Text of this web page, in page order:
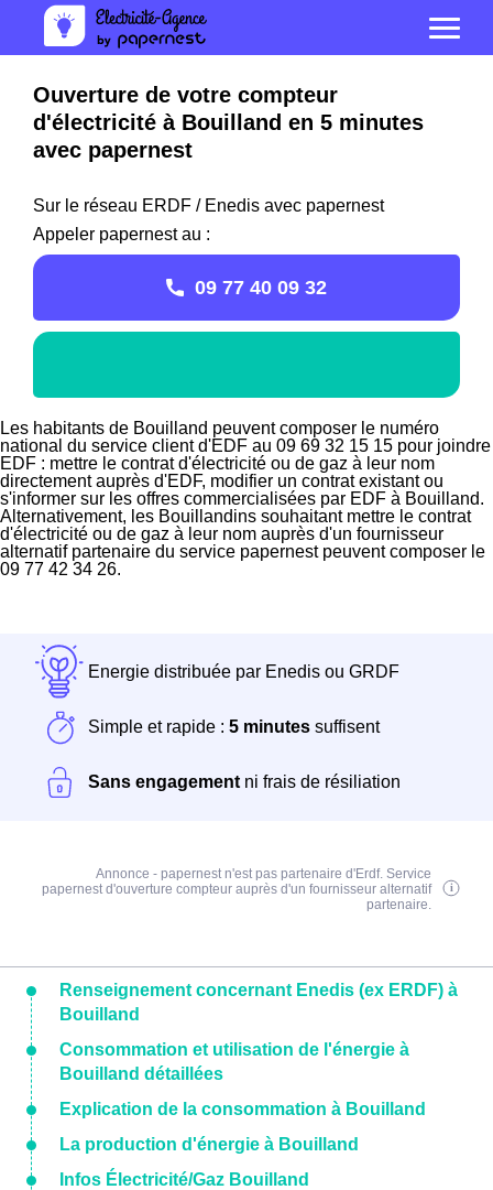
Ouverture de votre compteur
d'électricité à Bouilland en 5 minutes
avec papernest
Sur le réseau ERDF / Enedis avec papernest
Appeler papernest au :
09 77 40 09 32
Les habitants de Bouilland peuvent composer le numéro
national du service client d'EDF au 09 69 32 15 15 pour joindre
EDF : mettre le contrat d'électricité ou de gaz à leur nom
directement auprès d'EDF, modifier un contrat existant ou
s'informer sur les offres commercialisées par EDF à Bouilland.
Alternativement, les Bouillandins souhaitant mettre le contrat
d'électricité ou de gaz à leur nom auprès d'un fournisseur
alternatif partenaire du service papernest peuvent composer le
09 77 42 34 26.
Energie distribuée par Enedis ou GRDF
Simple et rapide : 5 minutes suffisent
Sans engagement ni frais de résiliation
Annonce - papernest n'est pas partenaire d'Erdf. Service
papernest d'ouverture compteur auprès d'un fournisseur alternatif
partenaire.
Renseignement concernant Enedis (ex ERDF) à
Bouilland
Consommation et utilisation de l'énergie à
Bouilland détaillées
Explication de la consommation à Bouilland
La production d'énergie à Bouilland
Infos Électricité/Gaz Bouilland